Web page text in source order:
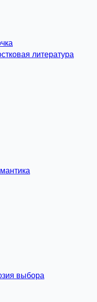
литература
выбора